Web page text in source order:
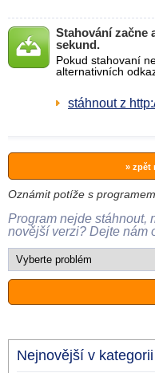
Stahování začne
sekund.
Pokud stahovaní
alternativních
stáhnout z
» zpět
Oznámit potíže s programem
Program nejde stáhnout,
novější verzi? Dejte nám
Nejnovější v kategorii